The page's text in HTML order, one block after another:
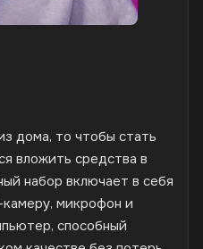
дома, то чтобы стать
вложить средства в
набор включает в себя
микрофон и
способный